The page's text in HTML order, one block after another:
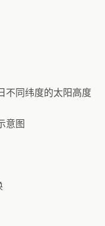
不同纬度的太阳高度
意图